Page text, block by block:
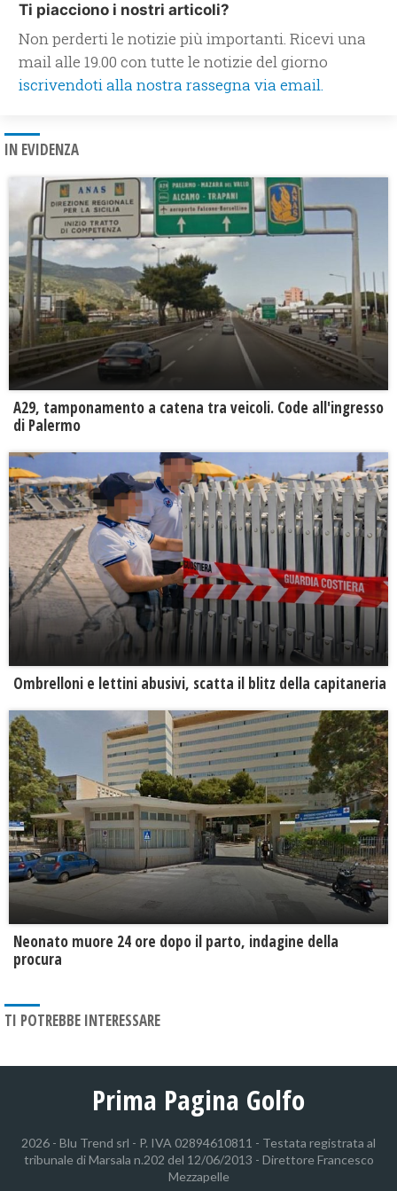
Ti piacciono i nostri articoli?
Non perderti le notizie più importanti. Ricevi una
mail alle 19.00 con tutte le notizie del giorno
iscrivendoti alla nostra rassegna via email.
IN EVIDENZA
A29, tamponamento a catena tra veicoli. Code all'ingresso
di Palermo
Ombrelloni e lettini abusivi, scatta il blitz della capitaneria
Neonato muore 24 ore dopo il parto, indagine della
procura
TI POTREBBE INTERESSARE
Prima Pagina Golfo
2026 - Blu Trend srl - P. IVA 02894610811 - Testata registrata al
tribunale di Marsala n.202 del 12/06/2013 - Direttore Francesco
Mezzapelle